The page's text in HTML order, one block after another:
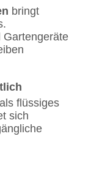
bringt
Gartengeräte
flüssiges
sich